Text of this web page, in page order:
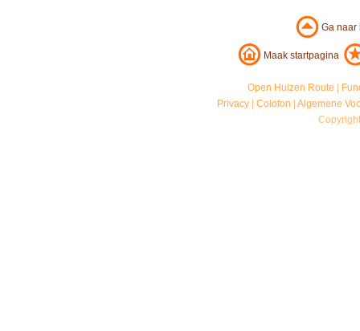
Ga
Maak startpagina
Open Huizen Route
Privacy |Colofon |Algemene